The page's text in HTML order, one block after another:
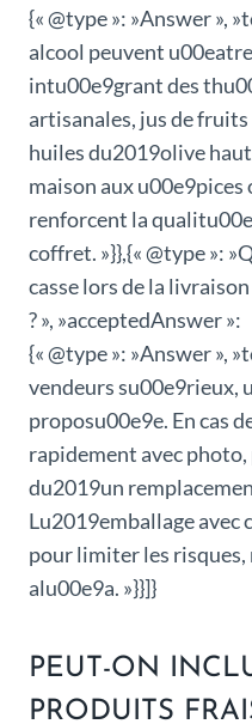
{« @type »: »Answer »,
alcool peuvent
intu00e9grant des
artisanales, jus de
huiles du2019olive
maison aux
renforcent la
coffret. »}},{« @type »:
casse lors de la
? », »acceptedAnswer »:
{« @type »: »Answer »,
vendeurs su00e9rieux,
proposu00e9e. En cas
rapidement avec
du2019un
Lu2019emballage avec
pour limiter les
alu00e9a. »}}]}
PEUT-ON
PRODUITS